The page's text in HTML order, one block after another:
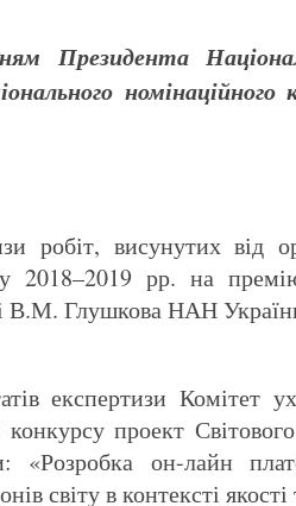
Президента
робіт, висунутих від
2018–2019 рр. на
В.М. Глушкова НАН
експертизи Комітет
проект
«Розробка он-лайн
світу в контексті